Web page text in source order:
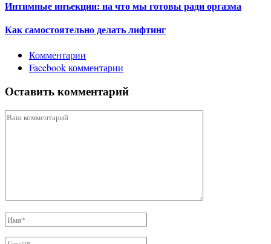
Интимные инъекции: на что мы готовы ради оргазма
Как самостоятельно делать лифтинг
Комментарии
Facebook комментарии
Оставить комментарий